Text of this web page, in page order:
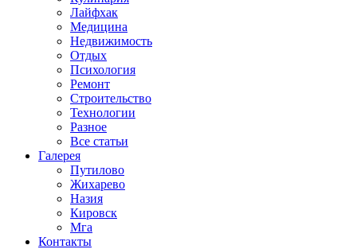
Лайфхак
Медицина
Недвижимость
Отдых
Психология
Ремонт
Строительство
Технологии
Разное
Все статьи
Галерея
Путилово
Жихарево
Назия
Кировск
Мга
Контакты